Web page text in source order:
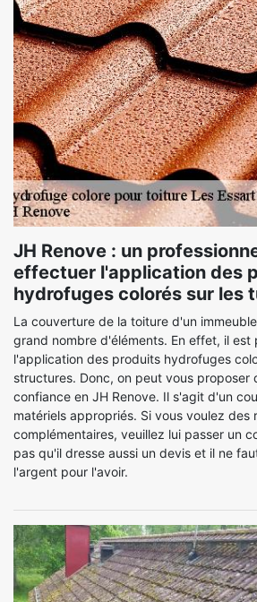
JH Renove : un
effectuer l'application des
hydrofuges colorés sur les
La couverture de la toiture d'un
grand nombre d'éléments. En effet, il est
l'application des produits hydrofuges
structures. Donc, on peut vous proposer
confiance en JH Renove. Il s'agit d'un
matériels appropriés. Si vous voulez des
complémentaires, veuillez lui passer un
pas qu'il dresse aussi un devis et il ne
l'argent pour l'avoir.